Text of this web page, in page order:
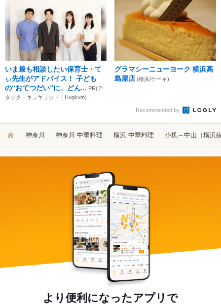
いま最も相談したい保育士・て
ぃ先生がアドバイス！ 子ども
の“おてつだい”に、どん... PR(ア
タック・キュキュット｜Hugkum)
グラマシーニューヨーク 横浜高
島屋店 (横浜/ケーキ)
Recommended by
神奈川 神奈川 中華料理 横浜 中華料理 小机～中山（横浜
より便利になったアプリで